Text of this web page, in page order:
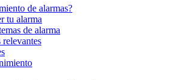
de alarmas?
tu alarma
de alarma
relevantes